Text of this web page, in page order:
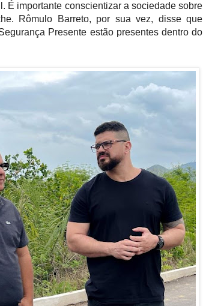
É importante conscientizar a sociedade sobre
Rômulo Barreto, por sua vez, disse que
Presente estão presentes dentro do